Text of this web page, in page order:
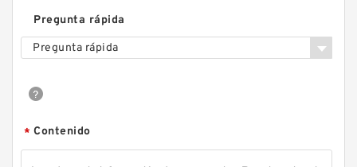
Pregunta rápida
Pregunta rápida
* Contenido